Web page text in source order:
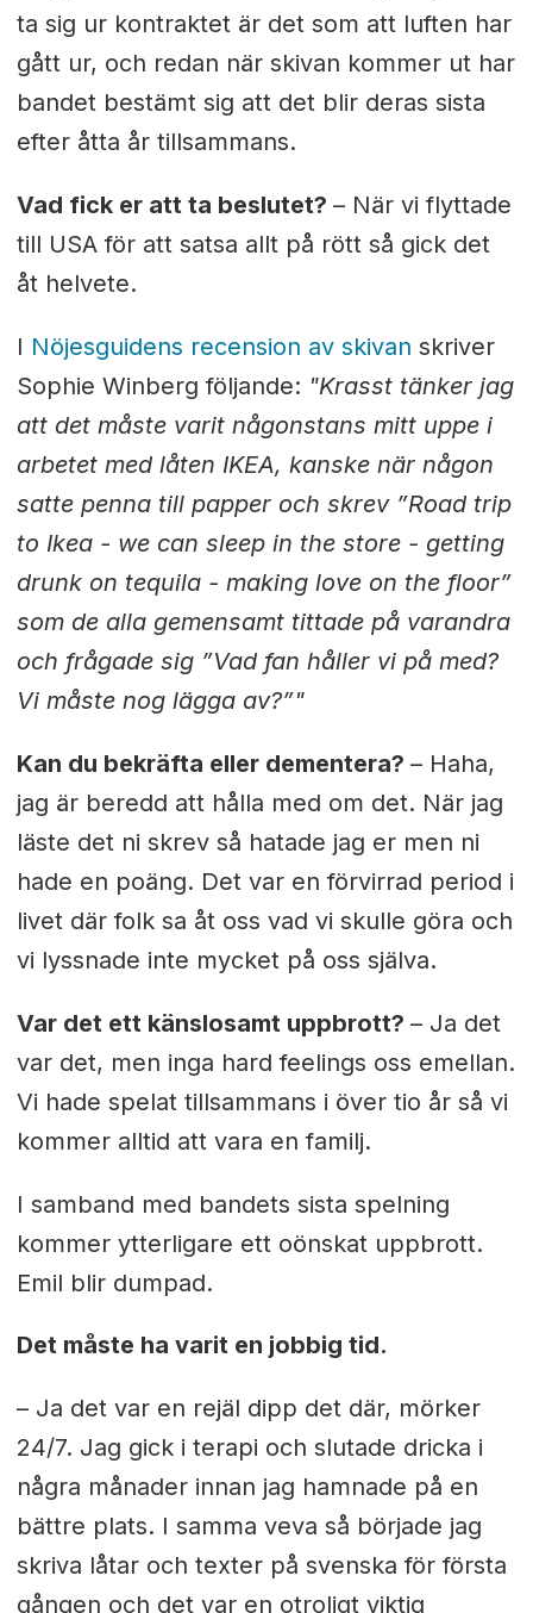
ta sig ur kontraktet är det som att luften har
gått ur, och redan när skivan kommer ut har
bandet bestämt sig att det blir deras sista
efter åtta år tillsammans.
Vad fick er att ta beslutet? – När vi flyttade
till USA för att satsa allt på rött så gick det
åt helvete.
I Nöjesguidens recension av skivan skriver
Sophie Winberg följande: "Krasst tänker jag
att det måste varit någonstans mitt uppe i
arbetet med låten IKEA, kanske när någon
satte penna till papper och skrev ”Road trip
to Ikea - we can sleep in the store - getting
drunk on tequila - making love on the floor”
som de alla gemensamt tittade på varandra
och frågade sig ”Vad fan håller vi på med?
Vi måste nog lägga av?”"
Kan du bekräfta eller dementera? – Haha,
jag är beredd att hålla med om det. När jag
läste det ni skrev så hatade jag er men ni
hade en poäng. Det var en förvirrad period i
livet där folk sa åt oss vad vi skulle göra och
vi lyssnade inte mycket på oss själva.
Var det ett känslosamt uppbrott? – Ja det
var det, men inga hard feelings oss emellan.
Vi hade spelat tillsammans i över tio år så vi
kommer alltid att vara en familj.
I samband med bandets sista spelning
kommer ytterligare ett oönskat uppbrott.
Emil blir dumpad.
Det måste ha varit en jobbig tid.
– Ja det var en rejäl dipp det där, mörker
24/7. Jag gick i terapi och slutade dricka i
några månader innan jag hamnade på en
bättre plats. I samma veva så började jag
skriva låtar och texter på svenska för första
gången och det var en otroligt viktig